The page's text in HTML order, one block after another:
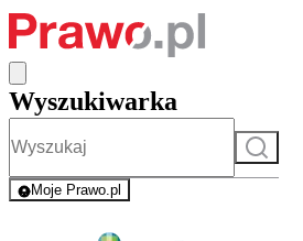
Wyszukiwarka
Szukaj
Moje Prawo.pl
- rejestracja i logowanie do serwisu